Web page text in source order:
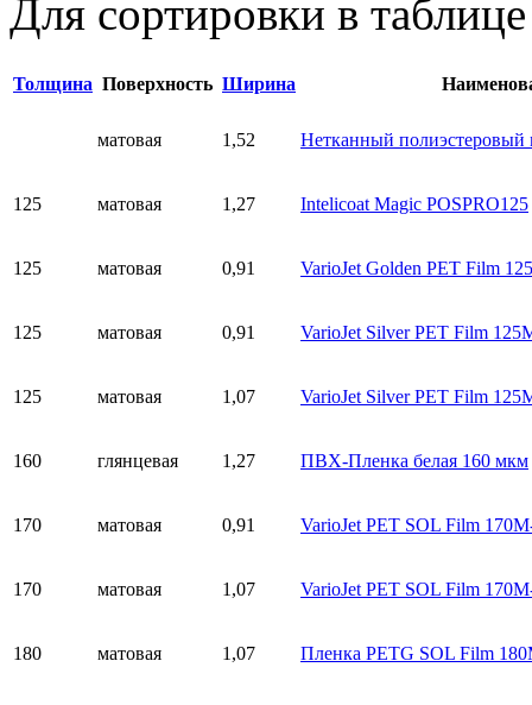
Для сортировки в
Толщина Поверхность Ширина
матовая 1,52 Нетканный полиэстеровый
125 матовая 1,27 Intelicoat Magic POSPRO125
125 матовая 0,91 VarioJet Golden PET Film
125 матовая 0,91 VarioJet Silver PET Film
125 матовая 1,07 VarioJet Silver PET Film
160 глянцевая 1,27 ПВХ-Пленка белая 160 мкм
170 матовая 0,91 VarioJet PET SOL Film
170 матовая 1,07 VarioJet PET SOL Film
180 матовая 1,07 Пленка PETG SOL Film